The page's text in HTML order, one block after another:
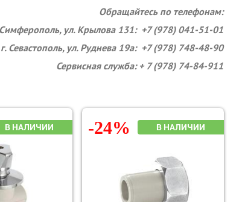
Обращайтесь по телефонам:
Симферополь, ул. Крылова 131: +7 (978) 041-51-01
г. Севастополь, ул. Руднева 19а: +7 (978) 748-48-90
Сервисная служба: + 7 (978) 74-84-911
-24%